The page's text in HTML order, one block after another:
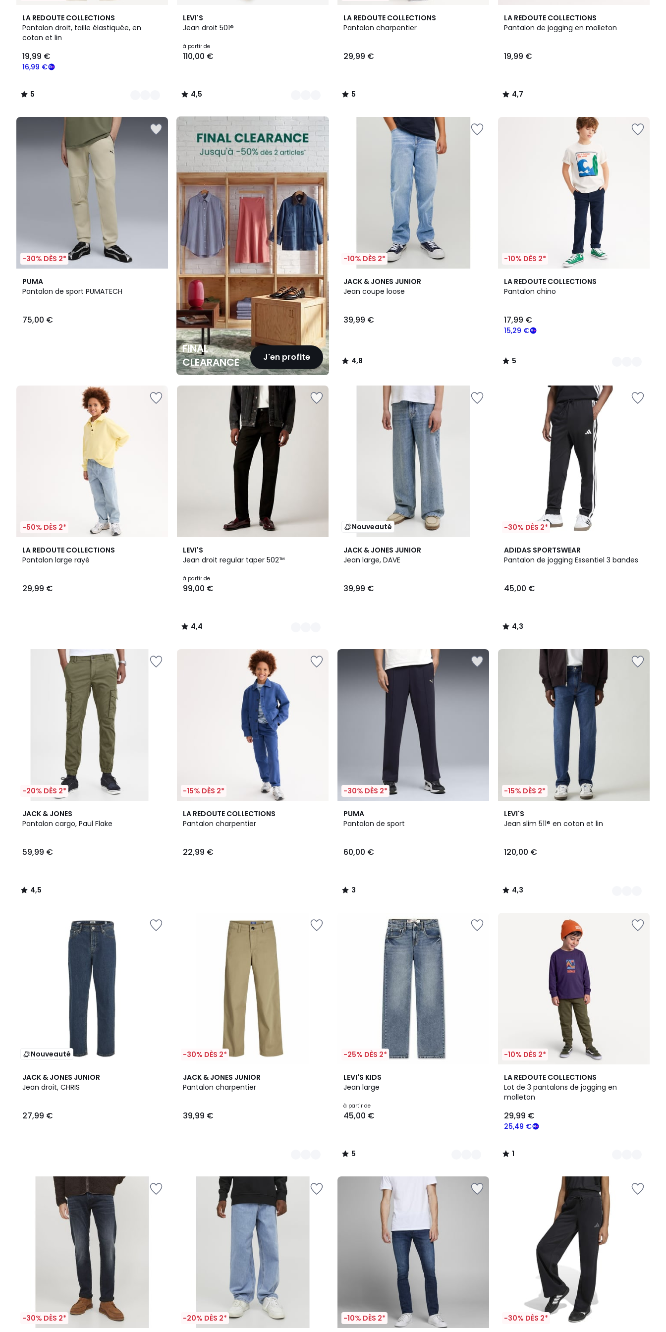
LA REDOUTE COLLECTIONS
Pantalon droit, taille élastiquée, en
coton et lin
€
souscrivez
programme
payer
16,99 €
19,99 €
5
/
5
3
Couleurs
5
/
LEVI'S
Jean droit 501®
à partir de
110,00 €
4,5
/ 5
12
Couleurs
4,5
/
LA REDOUTE COLLECTIONS
Pantalon charpentier
29,99 €
5
/
5
/
LA REDOUTE COLLECTIONS
Pantalon de jogging en molleton
19,99 €
4,7
/ 5
4,7
/
-30% DÈS 2*
PUMA
Pantalon de sport PUMATECH
75,00 €
FINAL
CLEARANCE
J'en profite
FINAL
CLEARANCE
-10% DÈS 2*
JACK & JONES JUNIOR
Jean coupe loose
39,99 €
4,8
/ 5
4,8
/
-10% DÈS 2*
LA REDOUTE COLLECTIONS
Pantalon chino
15,29 €
17,99 €
5
/
2
Couleurs
5
/
-50% DÈS 2*
LA REDOUTE COLLECTIONS
Pantalon large rayé
29,99 €
LEVI'S
Jean droit regular taper 502™
à partir de
99,00 €
4,4
/ 5
7
Couleurs
4,4
/
Nouveauté
JACK & JONES JUNIOR
Jean large, DAVE
39,99 €
-30% DÈS 2*
ADIDAS SPORTSWEAR
Pantalon de jogging Essentiel 3 bandes
45,00 €
4,3
/ 5
4,3
/
-20% DÈS 2*
JACK & JONES
Pantalon cargo, Paul Flake
59,99 €
4,5
/ 5
4,5
/
-15% DÈS 2*
LA REDOUTE COLLECTIONS
Pantalon charpentier
22,99 €
-30% DÈS 2*
PUMA
Pantalon de sport
60,00 €
3
/
3
/
-15% DÈS 2*
LEVI'S
Jean slim 511® en coton et lin
120,00 €
4,3
/ 5
2
Couleurs
4,3
/
Nouveauté
JACK & JONES JUNIOR
Jean droit, CHRIS
27,99 €
-30% DÈS 2*
JACK & JONES JUNIOR
Pantalon charpentier
39,99 €
2
Couleurs
-25% DÈS 2*
LEVI'S KIDS
Jean large
à partir de
45,00 €
5
/
2
Couleurs
5
/
-10% DÈS 2*
LA REDOUTE COLLECTIONS
Lot de 3 pantalons de jogging en
molleton
25,49 €
29,99 €
1
/
5
2
Couleurs
1
/
-30% DÈS 2* -20% DÈS 2* -10% DÈS 2* -30% DÈS 2*